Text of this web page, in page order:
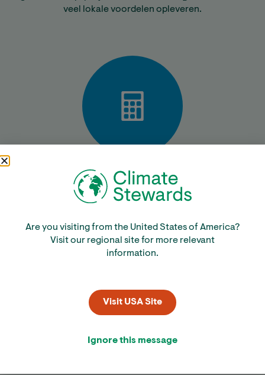
veel lokale voordelen opleveren.
Bereken
Are you visiting from the United States of America?
Visit our regional site for more relevant
information.
Visit USA Site
Ignore this message